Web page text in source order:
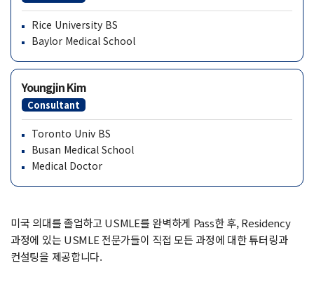
Rice University BS
Baylor Medical School
Youngjin Kim
Consultant
Toronto Univ BS
Busan Medical School
Medical Doctor
미국 의대를 졸업하고 USMLE를 완벽하게 Pass한 후, Residency
과정에 있는 USMLE 전문가들이 직접 모든 과정에 대한 튜터링과
컨설팅을 제공합니다.